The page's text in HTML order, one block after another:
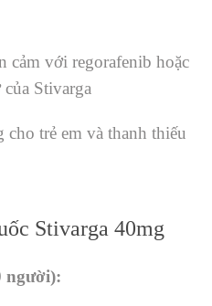
cảm với regorafenib hoặc
Stivarga
trẻ em và thanh thiếu
Stivarga 40mg
người):